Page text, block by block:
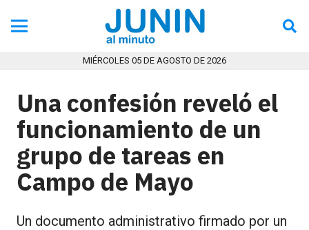
MIÉRCOLES 05 DE AGOSTO DE 2026
Una confesión reveló el
funcionamiento de un
grupo de tareas en
Campo de Mayo
Un documento administrativo firmado por un